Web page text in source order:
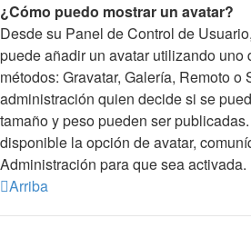
¿Cómo puedo mostrar un avatar?
Desde su Panel de Control de
puede añadir un avatar utilizando uno
métodos: Gravatar, Galería, Remoto o
administración quien decide si se
tamaño y peso pueden ser
disponible la opción de avatar,
Administración para que sea activada.
Arriba